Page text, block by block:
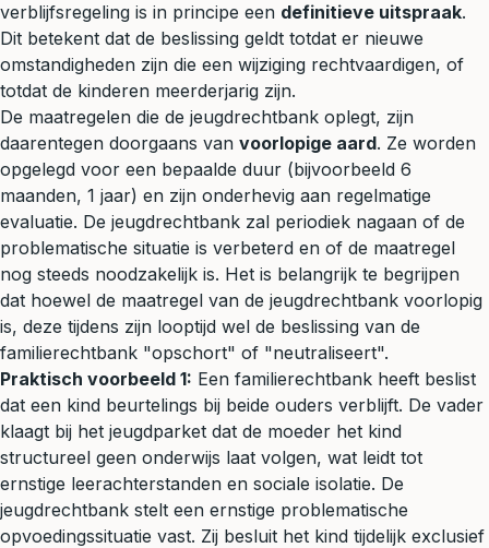
verblijfsregeling is in principe een definitieve uitspraak.
Dit betekent dat de beslissing geldt totdat er nieuwe
omstandigheden zijn die een wijziging rechtvaardigen, of
totdat de kinderen meerderjarig zijn.
De maatregelen die de jeugdrechtbank oplegt, zijn
daarentegen doorgaans van voorlopige aard. Ze worden
opgelegd voor een bepaalde duur (bijvoorbeeld 6
maanden, 1 jaar) en zijn onderhevig aan regelmatige
evaluatie. De jeugdrechtbank zal periodiek nagaan of de
problematische situatie is verbeterd en of de maatregel
nog steeds noodzakelijk is. Het is belangrijk te begrijpen
dat hoewel de maatregel van de jeugdrechtbank voorlopig
is, deze tijdens zijn looptijd wel de beslissing van de
familierechtbank "opschort" of "neutraliseert".
Praktisch voorbeeld 1: Een familierechtbank heeft beslist
dat een kind beurtelings bij beide ouders verblijft. De vader
klaagt bij het jeugdparket dat de moeder het kind
structureel geen onderwijs laat volgen, wat leidt tot
ernstige leerachterstanden en sociale isolatie. De
jeugdrechtbank stelt een ernstige problematische
opvoedingssituatie vast. Zij besluit het kind tijdelijk exclusief